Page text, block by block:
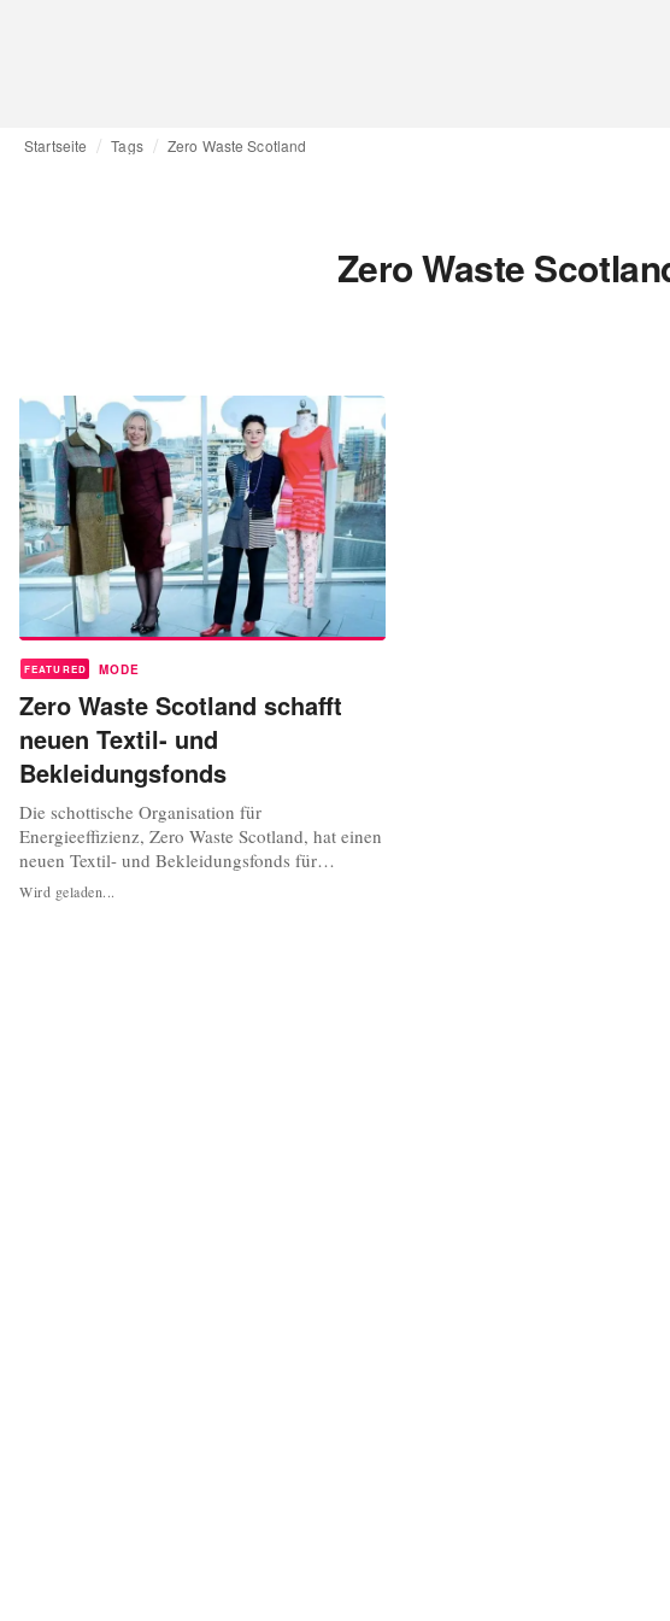
Startseite Tags Zero Waste Scotland
Zero Waste
FEATURED MODE
Zero Waste Scotland schafft
neuen Textil- und
Bekleidungsfonds
Die schottische Organisation für
Energieeffizienz, Zero Waste Scotland, hat einen
neuen Textil- und Bekleidungsfonds für
schottische Designer mit dem Ziel eingeführt,
Textilabfälle zu reduzieren. Der 'Circular
Wird geladen...